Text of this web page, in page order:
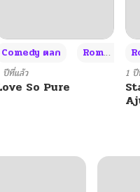
+3
Comedy ตลก Romance โรแมนซ์
ปีที่แล้ว
So Pure
1